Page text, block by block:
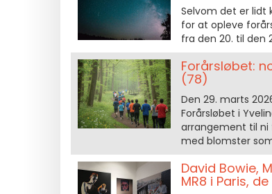
Selvom det er lidt
for at opleve
fra den 20. til den
Forårsløbet:
(78)
Den 29. marts
Forårsløbet i
arrangement til ni
med blomster
David Bowie,
MR8 i Paris,